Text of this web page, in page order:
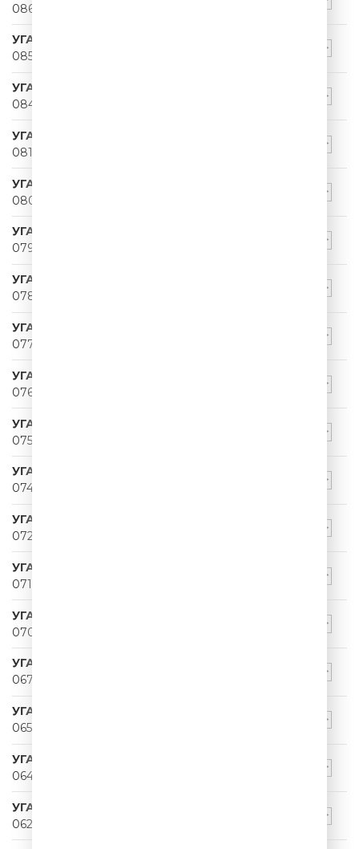
086
УГАРНЫЙ ПАПА
085
УГАРНЫЙ ПАПА
084
УГАРНЫЙ ПАПА
081
УГАРНЫЙ ПАПА
080
УГАРНЫЙ ПАПА
079
УГАРНЫЙ ПАПА
078
УГАРНЫЙ ПАПА
077
УГАРНЫЙ ПАПА
076
УГАРНЫЙ ПАПА
075
УГАРНЫЙ ПАПА
074
УГАРНЫЙ ПАПА
072
УГАРНЫЙ ПАПА
071
УГАРНЫЙ ПАПА
070
УГАРНЫЙ ПАПА
067
УГАРНЫЙ ПАПА
065
УГАРНЫЙ ПАПА
064
УГАРНЫЙ ПАПА
062